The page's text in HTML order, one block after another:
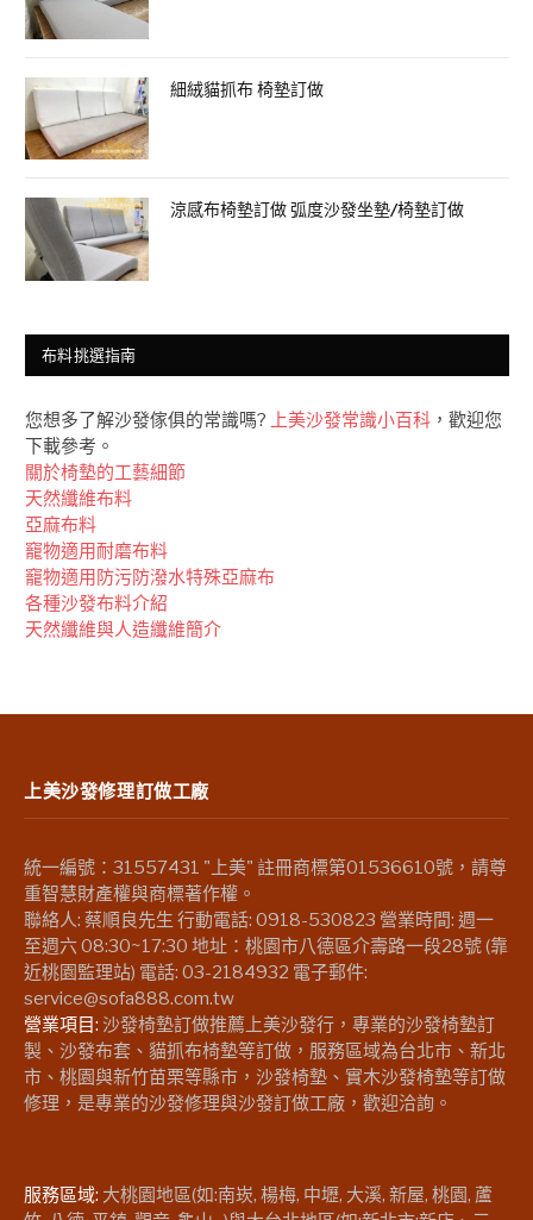
細絨貓抓布 椅墊訂做
涼感布椅墊訂做 弧度沙發坐墊/椅墊訂做
布料挑選指南
您想多了解沙發傢俱的常識嗎? 上美沙發常識小百科 ，歡迎您
下載參考。
關於椅墊的工藝細節
天然纖維布料
亞麻布料
竉物適用耐磨布料
竉物適用防污防潑水特殊亞麻布
各種沙發布料介紹
天然纖維與人造纖維簡介
上美沙發修理訂做工廠
統一編號：31557431 "上美" 註冊商標第01536610號，請尊
重智慧財產權與商標著作權。
聯絡人: 蔡順良先生 行動電話: 0918-530823 營業時間: 週一
至週六 08:30~17:30 地址：桃園市八德區介壽路一段28號 (靠
近桃園監理站) 電話: 03-2184932 電子郵件:
service@sofa888.com.tw
營業項目: 沙發椅墊訂做推薦上美沙發行，專業的沙發椅墊訂
製、沙發布套、貓抓布椅墊等訂做，服務區域為台北市、新北
市、桃園與新竹苗栗等縣市，沙發椅墊、實木沙發椅墊等訂做
修理，是專業的沙發修理與沙發訂做工廠，歡迎洽詢。
服務區域: 大桃園地區(如:南崁, 楊梅, 中壢, 大溪, 新屋, 桃園, 蘆